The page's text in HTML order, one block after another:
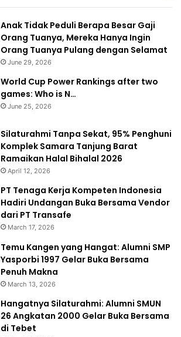
Anak Tidak Peduli Berapa Besar Gaji
Orang Tuanya, Mereka Hanya Ingin
Orang Tuanya Pulang dengan Selamat
June 29, 2026
World Cup Power Rankings after two
games: Who is N…
June 25, 2026
Silaturahmi Tanpa Sekat, 95% Penghuni
Komplek Samara Tanjung Barat
Ramaikan Halal Bihalal 2026
April 12, 2026
PT Tenaga Kerja Kompeten Indonesia
Hadiri Undangan Buka Bersama Vendor
dari PT Transafe
March 17, 2026
Temu Kangen yang Hangat: Alumni SMP
Yasporbi 1997 Gelar Buka Bersama
Penuh Makna
March 13, 2026
Hangatnya Silaturahmi: Alumni SMUN
26 Angkatan 2000 Gelar Buka Bersama
di Tebet